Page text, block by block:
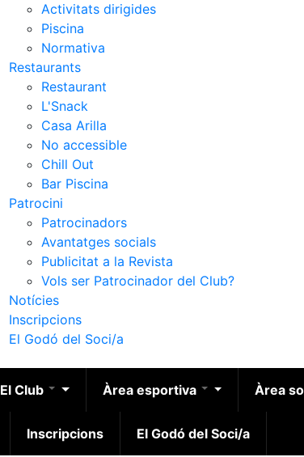
Activitats dirigides
Piscina
Normativa
Restaurants
Restaurant
L'Snack
Casa Arilla
No accessible
Chill Out
Bar Piscina
Patrocini
Patrocinadors
Avantatges socials
Publicitat a la Revista
Vols ser Patrocinador del Club?
Notícies
Inscripcions
El Godó del Soci/a
El Club Àrea esportiva Àrea
Inscripcions El Godó del Soci/a